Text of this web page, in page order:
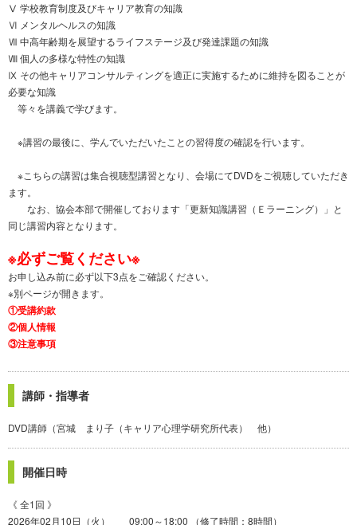
Ⅴ 学校教育制度及びキャリア教育の知識
Ⅵ メンタルヘルスの知識
Ⅶ 中高年齢期を展望するライフステージ及び発達課題の知識
Ⅷ 個人の多様な特性の知識
Ⅸ その他キャリアコンサルティングを適正に実施するために維持を図ることが
必要な知識
等々を講義で学びます。
※講習の最後に、学んでいただいたことの習得度の確認を行います。
※こちらの講習は集合視聴型講習となり、会場にてDVDをご視聴していただき
ます。
なお、協会本部で開催しております「更新知識講習（Ｅラーニング）」と
同じ講習内容となります。
※必ずご覧ください※
お申し込み前に必ず以下3点をご確認ください。
※別ページが開きます。
①受講約款
②個人情報
③注意事項
講師・指導者
DVD講師（宮城 まり子（キャリア心理学研究所代表） 他）
開催日時
《 全1回 》
2026年02月10日（火） 09:00～18:00 （修了時間：8時間）